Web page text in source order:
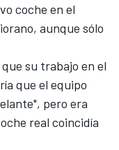
coche en el
aunque sólo
su trabajo en el
que el equipo
pero era
real coincidía